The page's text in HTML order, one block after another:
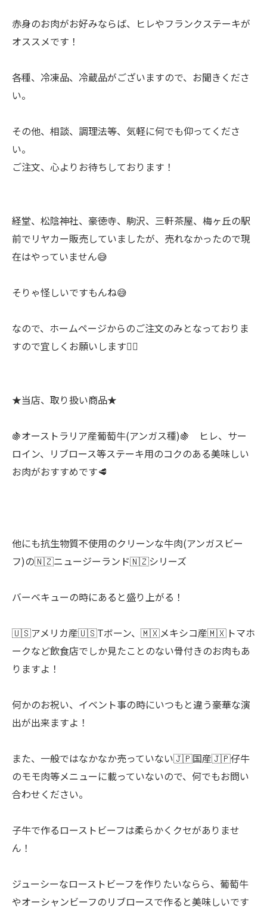
赤身のお肉がお好みならば、ヒレやフランクステーキが
オススメです！
各種、冷凍品、冷蔵品がございますので、お聞きくださ
い。
その他、相談、調理法等、気軽に何でも仰ってくださ
い。
ご注文、心よりお待ちしております！
経堂、松陰神社、豪徳寺、駒沢、三軒茶屋、梅ヶ丘の駅
前でリヤカー販売していましたが、売れなかったので現
在はやっていません😅
そりゃ怪しいですもんね😅
なので、ホームページからのご注文のみとなっておりま
すので宜しくお願いします🙇‍♂
★当店、取り扱い商品★
🍇オーストラリア産葡萄牛(アンガス種)🍇 ヒレ、サー
ロイン、リブロース等ステーキ用のコクのある美味しい
お肉がおすすめです🥩
他にも抗生物質不使用のクリーンな牛肉(アンガスビー
フ)の🇳🇿ニュージーランド🇳🇿シリーズ
バーベキューの時にあると盛り上がる！
🇺🇸アメリカ産🇺🇸Tボーン、🇲🇽メキシコ産🇲🇽トマホ
ークなど飲食店でしか見たことのない骨付きのお肉もあ
りますよ！
何かのお祝い、イベント事の時にいつもと違う豪華な演
出が出来ますよ！
また、一般ではなかなか売っていない🇯🇵国産🇯🇵仔牛
のモモ肉等メニューに載っていないので、何でもお問い
合わせください。
子牛で作るローストビーフは柔らかくクセがありませ
ん！
ジューシーなローストビーフを作りたいならら、葡萄牛
やオーシャンビーフのリブロースで作ると美味しいです